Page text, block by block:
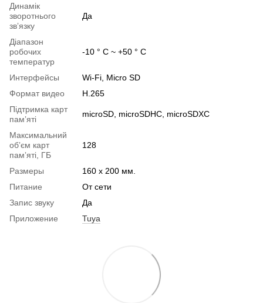
Динамік
зворотнього
звʼязку
Да
Діапазон
робочих
температур
-10 ° С ~ +50 ° С
Интерфейсы
Wi-Fi, Micro SD
Формат видео
H.265
Підтримка карт
памʼяті
microSD, microSDHC, microSDXC
Максимальний
обʼєм карт
памʼяті, ГБ
128
Размеры
160 х 200 мм.
Питание
От сети
Запис звуку
Да
Приложение
Tuya